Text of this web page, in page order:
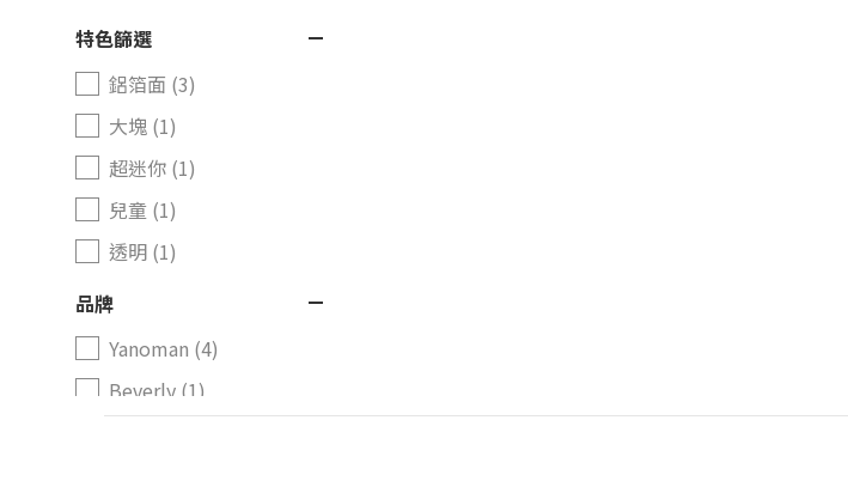
特色篩選
鋁箔面 (3)
大塊 (1)
超迷你 (1)
兒童 (1)
透明 (1)
品牌
Yanoman (4)
Beverly (1)